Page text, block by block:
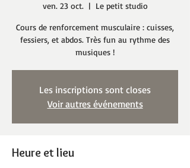
ven. 23 oct.
  |
Le petit studio
Cours de renforcement musculaire : cuisses,
fessiers, et abdos. Très fun au rythme des
musiques !
Les inscriptions sont closes
Voir autres événements
Heure et lieu